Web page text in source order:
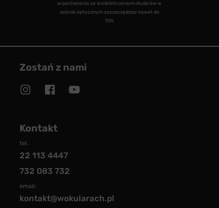
w porównaniu ze średnimi cenami okularów w
salonie optycznym zaoszczędzisz nawet do
70%
Zostań z nami
Kontakt
tel.
22 113 4447
732 083 732
email:
kontakt@wokularach.pl